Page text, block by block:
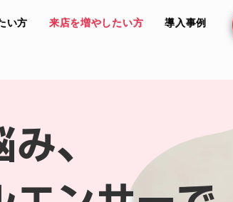
い方 来店を増やしたい方 導入事例
、